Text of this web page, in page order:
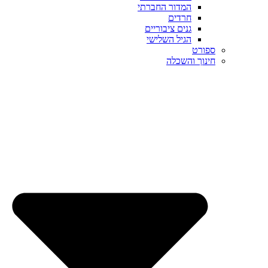
המדור החברתי
חרדים
גנים ציבוריים
הגיל השלישי
ספורט
חינוך והשכלה